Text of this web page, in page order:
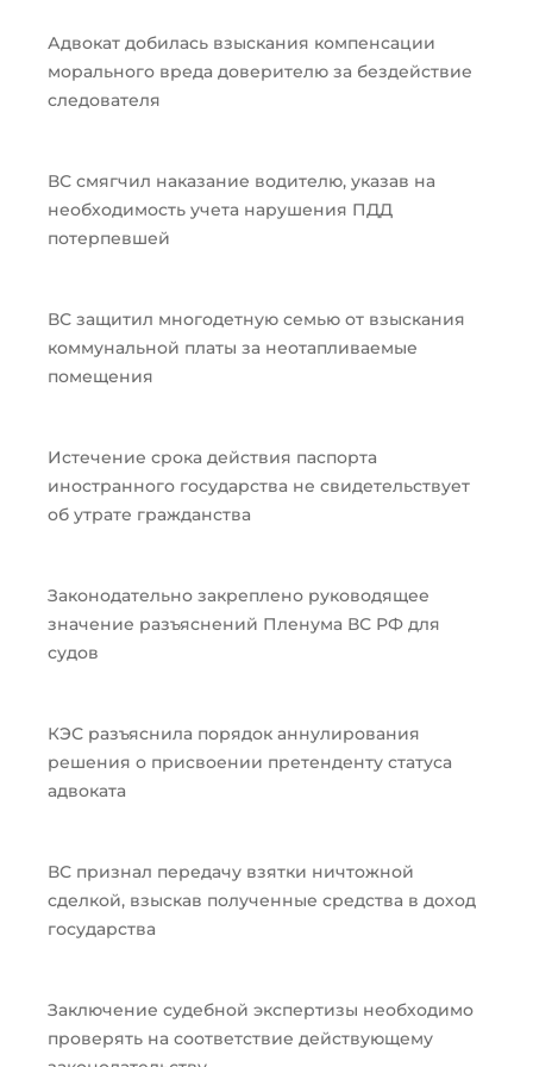
Адвокат добилась взыскания компенсации
морального вреда доверителю за бездействие
следователя
ВС смягчил наказание водителю, указав на
необходимость учета нарушения ПДД
потерпевшей
ВС защитил многодетную семью от взыскания
коммунальной платы за неотапливаемые
помещения
Истечение срока действия паспорта
иностранного государства не свидетельствует
об утрате гражданства
Законодательно закреплено руководящее
значение разъяснений Пленума ВС РФ для
судов
КЭС разъяснила порядок аннулирования
решения о присвоении претенденту статуса
адвоката
ВС признал передачу взятки ничтожной
сделкой, взыскав полученные средства в доход
государства
Заключение судебной экспертизы необходимо
проверять на соответствие действующему